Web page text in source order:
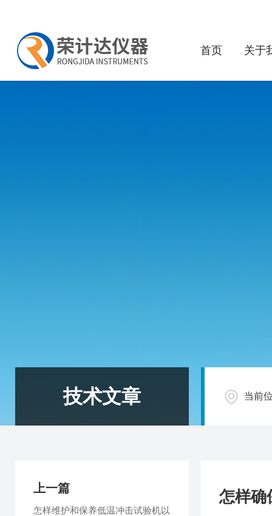
首页 关于
技术文章 当前
怎样确
上一篇
怎样维护和保养低温冲击试验机以